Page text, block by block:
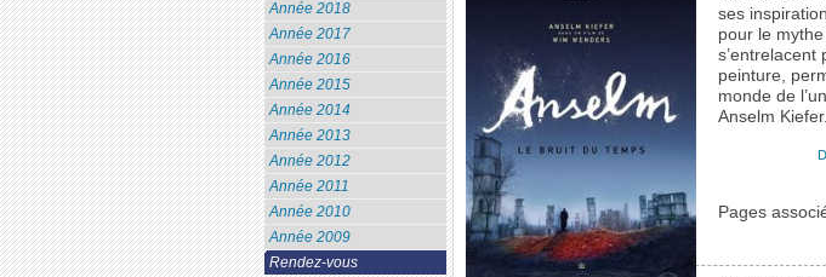
ses
pour le
s’entrelacent
peinture,
monde de
Anselm Kiefer.
Pages
Année 2018
Année 2017
Année 2016
Année 2015
Année 2014
Année 2013
Année 2012
Année 2011
Année 2010
Année 2009
Rendez-vous